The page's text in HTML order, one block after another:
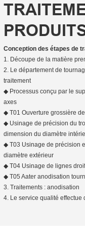
Conception des étapes de
1. Découpe de la matière
2. Le département de
traitement
◆ Processus conçu par le
axes
◆ T01 Ouverture grossière
◆ Usinage de précision du
dimension du diamètre
◆ T03 Usinage de précision
diamètre extérieur
◆ T04 Usinage de lignes
◆ T05 Aater anodisation
3. Traitements : anodisation
4. Le service qualité effectue